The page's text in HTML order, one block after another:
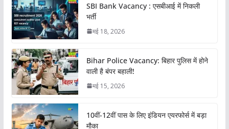
SBI Bank Vacancy : एसबीआई में निकली
भर्ती
मई 18, 2026
Bihar Police Vacancy: बिहार पुलिस में होने
वाली है बंपर बहाली!
मई 15, 2026
10वीं-12वीं पास के लिए इंडियन एयरफोर्स में बड़ा
मौका